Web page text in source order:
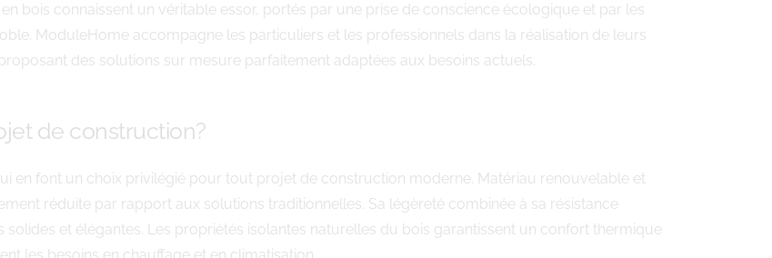
bois connaissent un véritable essor, portés par une prise de conscience écologique et par les
ModuleHome accompagne les particuliers et les professionnels dans la réalisation de leurs
proposant des solutions sur mesure parfaitement adaptées aux besoins actuels.
de construction?
en font un choix privilégié pour tout projet de construction moderne. Matériau renouvelable et
réduite par rapport aux solutions traditionnelles. Sa légèreté combinée à sa résistance
et élégantes. Les propriétés isolantes naturelles du bois garantissent un confort thermique